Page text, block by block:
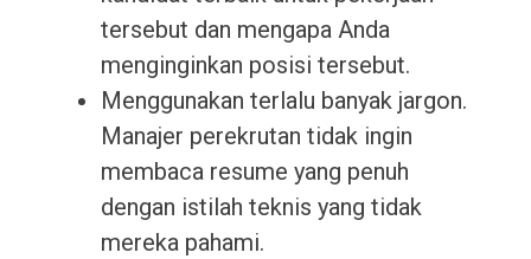
tersebut dan mengapa Anda
menginginkan posisi tersebut.
Menggunakan terlalu banyak jargon.
Manajer perekrutan tidak ingin
membaca resume yang penuh
dengan istilah teknis yang tidak
mereka pahami.